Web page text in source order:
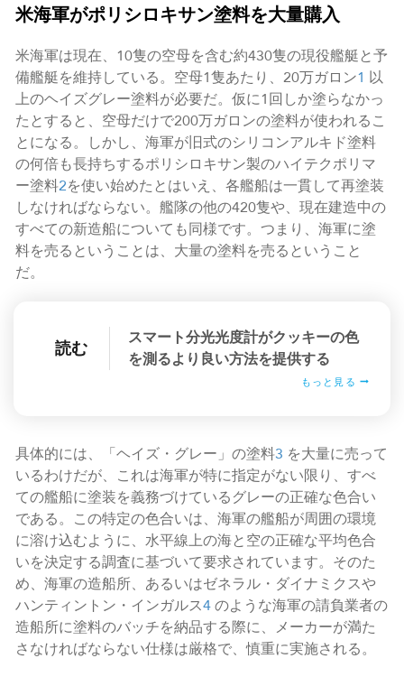
米海軍がポリシロキサン塗料を大量購入
米海軍は現在、10隻の空母を含む約430隻の現役艦艇と予
備艦艇を維持している。空母1隻あたり、20万ガロン1 以
上のヘイズグレー塗料が必要だ。仮に1回しか塗らなかっ
たとすると、空母だけで200万ガロンの塗料が使われるこ
とになる。しかし、海軍が旧式のシリコンアルキド塗料
の何倍も長持ちするポリシロキサン製のハイテクポリマ
ー塗料2を使い始めたとはいえ、各艦船は一貫して再塗装
しなければならない。艦隊の他の420隻や、現在建造中の
すべての新造船についても同様です。つまり、海軍に塗
料を売るということは、大量の塗料を売るということ
だ。
読む
スマート分光光度計がクッキーの色
を測るより良い方法を提供する
もっと見る
具体的には、「ヘイズ・グレー」の塗料3 を大量に売って
いるわけだが、これは海軍が特に指定がない限り、すべ
ての艦船に塗装を義務づけているグレーの正確な色合い
である。この特定の色合いは、海軍の艦船が周囲の環境
に溶け込むように、水平線上の海と空の正確な平均色合
いを決定する調査に基づいて要求されています。そのた
め、海軍の造船所、あるいはゼネラル・ダイナミクスや
ハンティントン・インガルス4のような海軍の請負業者の
造船所に塗料のバッチを納品する際に、メーカーが満た
さなければならない仕様は厳格で、慎重に実施される。